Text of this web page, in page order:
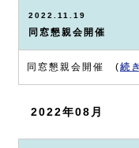
2022.11.19
同窓懇親会開催
同窓懇親会開催 ( 続
2022年08月